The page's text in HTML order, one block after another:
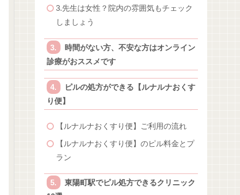
3.先生は女性？院内の雰囲気もチェック
しましょう
時間がない方、不安な方はオンライン
診療がおススメです
ピルの処方ができる【ルナルナおくす
り便】
【ルナルナおくすり便】ご利用の流れ
【ルナルナおくすり便】のピル料金とプ
ラン
東陽町駅でピル処方できるクリニック